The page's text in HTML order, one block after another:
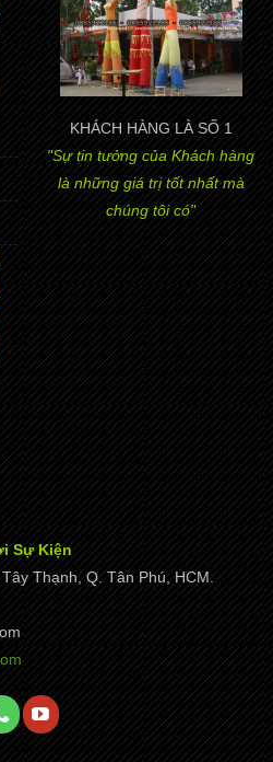
KHÁCH HÀNG LÀ SỐ 1
"Sự tin tưởng của Khách hàng
là những giá trị tốt nhất mà
chúng tôi có"
Sự Kiện
Thạnh, Q. Tân Phú, HCM.